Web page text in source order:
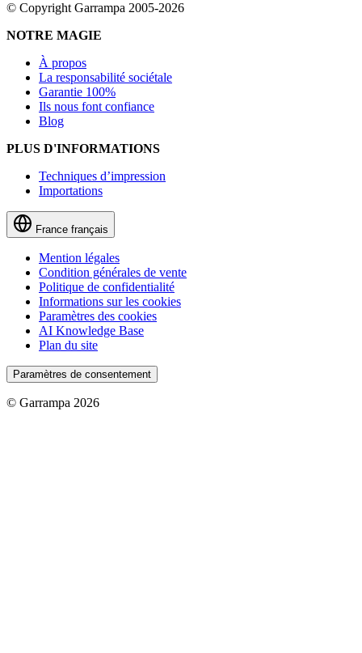
© Copyright Garrampa 2005-2026
NOTRE MAGIE
À propos
La responsabilité sociétale
Garantie 100%
Ils nous font confiance
Blog
PLUS D'INFORMATIONS
Techniques d’impression
Importations
France français
Mention légales
Condition générales de vente
Politique de confidentialité
Informations sur les cookies
Paramètres des cookies
AI Knowledge Base
Plan du site
Paramètres de consentement
© Garrampa 2026